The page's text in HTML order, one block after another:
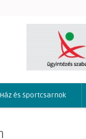
és Sportcsarnok